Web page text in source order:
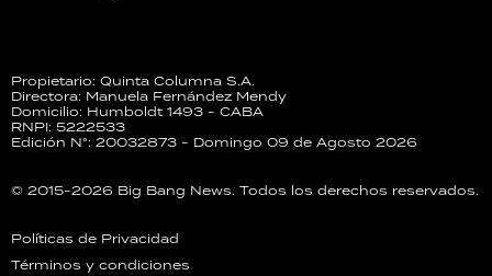
Propietario: Quinta Columna S.A.
Directora: Manuela Fernández Mendy
Domicilio: Humboldt 1493 - CABA
RNPI: 5222533
Edición N°: 20032873 - Domingo 09 de Agosto 2026
© 2015-2026 Big Bang News. Todos los derechos reservados.
Políticas de Privacidad
Términos y condiciones